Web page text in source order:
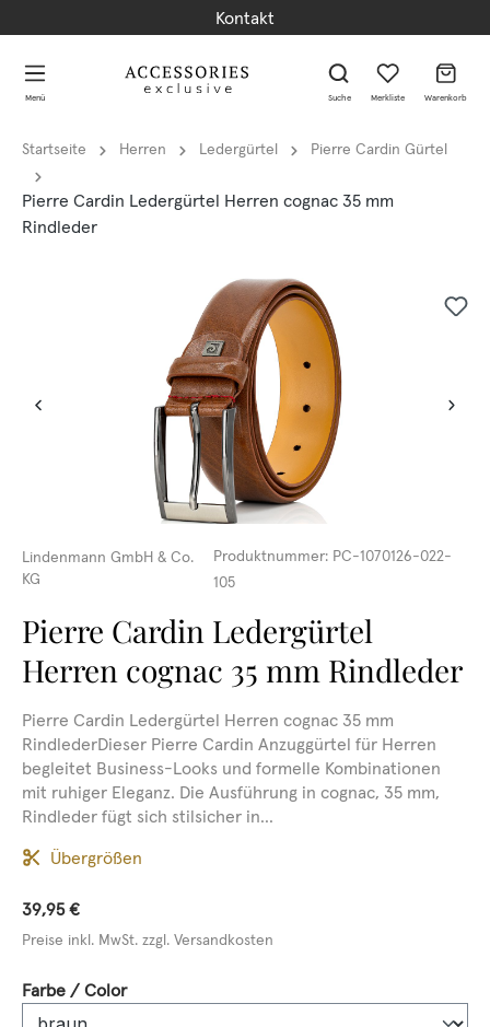
Kontakt
Menü Suche Merkliste Warenkorb
Startseite Herren Ledergürtel Pierre Cardin Gürtel
Pierre Cardin Ledergürtel Herren cognac 35 mm
Rindleder
Lindenmann GmbH & Co.
KG
Produktnummer: PC-1070126-022-
105
Pierre Cardin Ledergürtel
Herren cognac 35 mm Rindleder
Pierre Cardin Ledergürtel Herren cognac 35 mm
RindlederDieser Pierre Cardin Anzuggürtel für Herren
begleitet Business-Looks und formelle Kombinationen
mit ruhiger Eleganz. Die Ausführung in cognac, 35 mm,
Rindleder fügt sich stilsicher in...
Übergrößen
39,95 €
Preise inkl. MwSt. zzgl. Versandkosten
Farbe / Colorauswählen